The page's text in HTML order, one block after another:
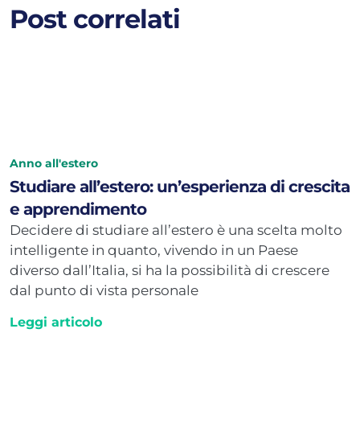
Post correlati
Anno all'estero
Studiare all’estero: un’esperienza di crescita
e apprendimento
Decidere di studiare all’estero è una scelta molto
intelligente in quanto, vivendo in un Paese
diverso dall’Italia, si ha la possibilità di crescere
dal punto di vista personale
Leggi articolo